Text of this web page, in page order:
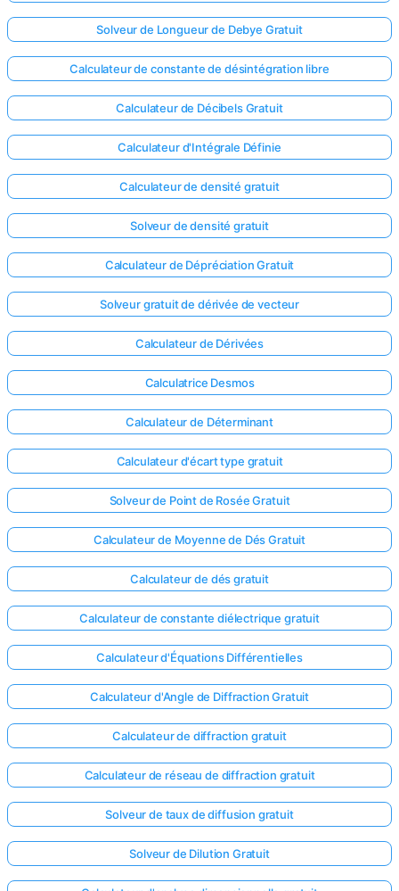
Connectez-
vous ici !
Solveur de Longueur de Debye Gratuit
Calculateur de constante de désintégration libre
Calculateur de Décibels Gratuit
Calculateur d'Intégrale Définie
Calculateur de densité gratuit
Solveur de densité gratuit
Calculateur de Dépréciation Gratuit
Solveur gratuit de dérivée de vecteur
Calculateur de Dérivées
Calculatrice Desmos
Calculateur de Déterminant
Calculateur d'écart type gratuit
Solveur de Point de Rosée Gratuit
Calculateur de Moyenne de Dés Gratuit
Calculateur de dés gratuit
Calculateur de constante diélectrique gratuit
Calculateur d'Équations Différentielles
Calculateur d'Angle de Diffraction Gratuit
Calculateur de diffraction gratuit
Calculateur de réseau de diffraction gratuit
Solveur de taux de diffusion gratuit
Solveur de Dilution Gratuit